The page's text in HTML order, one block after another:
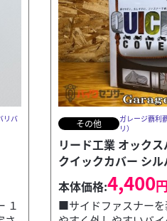
リバ
１
その他
ガレージ覇利
リ）
リード工業 オック
クイックカバー シ
本体価格:4,400円
■サイドファスナーを